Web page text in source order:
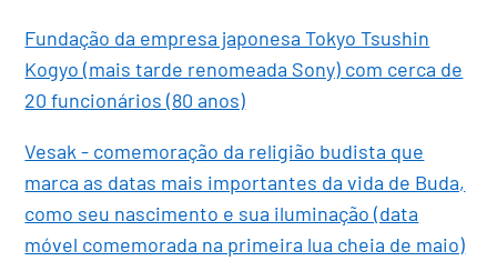
Fundação da empresa japonesa Tokyo Tsushin
Kogyo (mais tarde renomeada Sony) com cerca de
20 funcionários (80 anos)
Vesak - comemoração da religião budista que
marca as datas mais importantes da vida de Buda,
como seu nascimento e sua iluminação (data
móvel comemorada na primeira lua cheia de maio)